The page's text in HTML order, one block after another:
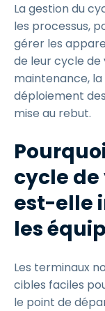
La gestion du
les processus,
gérer les
de leur cycle de
maintenance, la
déploiement
mise au rebut.
cycle
est-elle
les
Les terminaux
cibles faciles
le point de